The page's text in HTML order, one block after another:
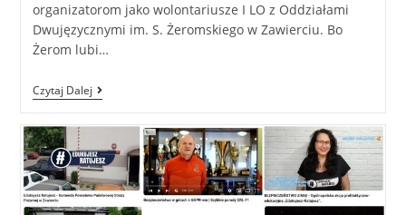
organizatorom jako wolontariusze I LO z Oddziałami
Dwujęzycznymi im. S. Żeromskiego w Zawierciu. Bo
Żerom lubi…
Czytaj Dalej